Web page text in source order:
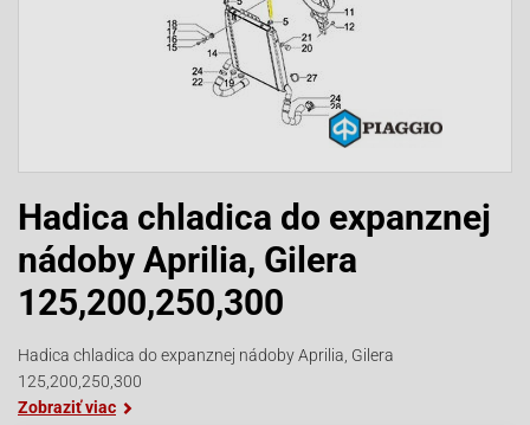
Hadica chladica do expanznej
nádoby Aprilia, Gilera
125,200,250,300
Hadica chladica do expanznej nádoby Aprilia, Gilera
125,200,250,300
Zobraziť viac